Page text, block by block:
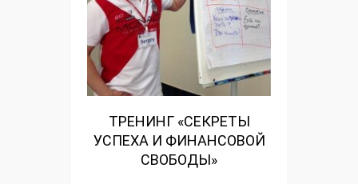
ТРЕНИНГ «СЕКРЕТЫ
УСПЕХА И ФИНАНСОВОЙ
СВОБОДЫ»